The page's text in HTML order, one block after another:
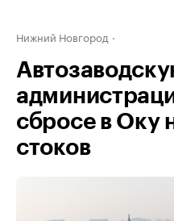
Нижний Новгород
сбросе в Оку
стоков